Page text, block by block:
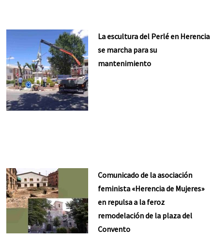
La escultura del Perlé en Herencia
se marcha para su
mantenimiento
Comunicado de la asociación
feminista «Herencia de Mujeres»
en repulsa a la feroz
remodelación de la plaza del
Convento